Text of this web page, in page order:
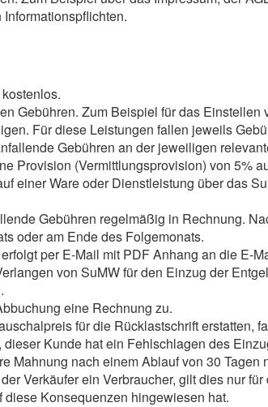
Gebühren. Zum Beispiel für das Einstellen
Für diese Leistungen fallen jeweils
Gebühren an der jeweiligen
Provision (Vermittlungsprovision) von 5%
einer Ware oder Dienstleistung über das
Gebühren regelmäßig in Rechnung.
oder am Ende des Folgemonats.
per E-Mail mit PDF Anhang an die E-
von SuMW für den Einzug der
eine Rechnung zu.
für die Rücklastschrift erstatten,
Kunde hat ein Fehlschlagen des
Mahnung nach einem Ablauf von 30 Tagen
Verkäufer ein Verbraucher, gilt dies nur
Konsequenzen hingewiesen hat.